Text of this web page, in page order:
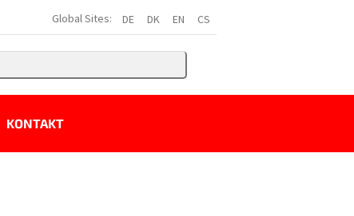
DE DK EN CS
Global Sites:
KONTAKT